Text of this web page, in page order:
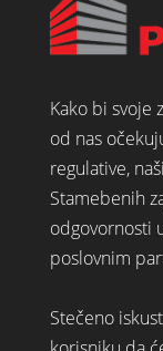
Kako bi svoje
od nas
regulative,
Stamebenih
odgovornosti
poslovnim
Stečeno